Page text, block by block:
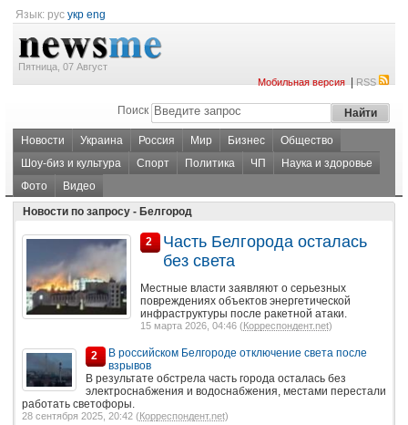
Язык: рус укр eng
Пятница, 07 Август
Мобильная версия|RSS
Поиск
Новости Украина Россия Мир Бизнес
Общество
Шоу-биз и культура
Спорт Политика ЧП
Наука и здоровье
Фото
Видео
Новости по запросу - Белгород
2
Часть Белгорода осталась
без света
Местные власти заявляют о серьезных
повреждениях объектов энергетической
инфраструктуры после ракетной атаки.
15 марта 2026, 04:46 (Корреспондент.net)
2
В российском Белгороде отключение света после
взрывов
В результате обстрела часть города осталась без
электроснабжения и водоснабжения, местами перестали
работать светофоры.
28 сентября 2025, 20:42 (Корреспондент.net)